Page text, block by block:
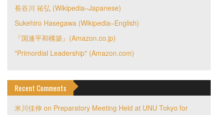
長谷川 祐弘 (Wikipedia–Japanese)
Sukehiro Hasegawa (Wikipedia–English)
『国連平和構築』(Amazon.co.jp)
"Primordial Leadership" (Amazon.com)
Recent Comments
米川佳伸 on Preparatory Meeting Held at UNU Tokyo for